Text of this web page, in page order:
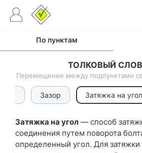
По пунктам
ТОЛКОВЫЙ
Перемещение между подпунктами
Зазор Затяжка на угол
Затяжка на угол — способ
соединения путем поворота
определенный угол. Для затяжки